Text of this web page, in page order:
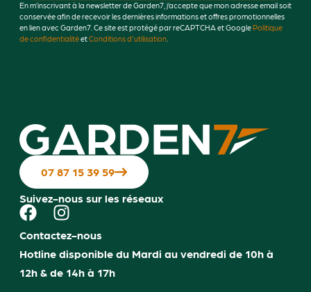
En m’inscrivant à la newsletter de Garden7, j’accepte que mon adresse email soit
conservée afin de recevoir les dernières informations et offres promotionnelles
en lien avec Garden7. Ce site est protégé par reCAPTCHA et GooglePolitique
de confidentialitéetConditions d'utilisation.
07 87 15 39 59
Suivez-nous sur les réseaux
Contactez-nous
Hotline disponible du Mardi au vendredi de 10h à
12h & de 14h à 17h